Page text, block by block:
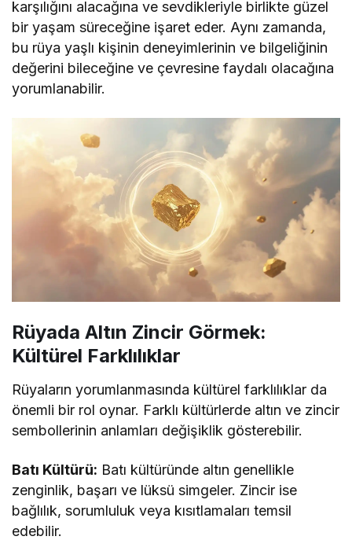
karşılığını alacağına ve sevdikleriyle birlikte güzel
bir yaşam süreceğine işaret eder. Aynı zamanda,
bu rüya yaşlı kişinin deneyimlerinin ve bilgeliğinin
değerini bileceğine ve çevresine faydalı olacağına
yorumlanabilir.
Rüyada Altın Zincir Görmek:
Kültürel Farklılıklar
Rüyaların yorumlanmasında kültürel farklılıklar da
önemli bir rol oynar. Farklı kültürlerde altın ve zincir
sembollerinin anlamları değişiklik gösterebilir.
Batı Kültürü: Batı kültüründe altın genellikle
zenginlik, başarı ve lüksü simgeler. Zincir ise
bağlılık, sorumluluk veya kısıtlamaları temsil
edebilir.